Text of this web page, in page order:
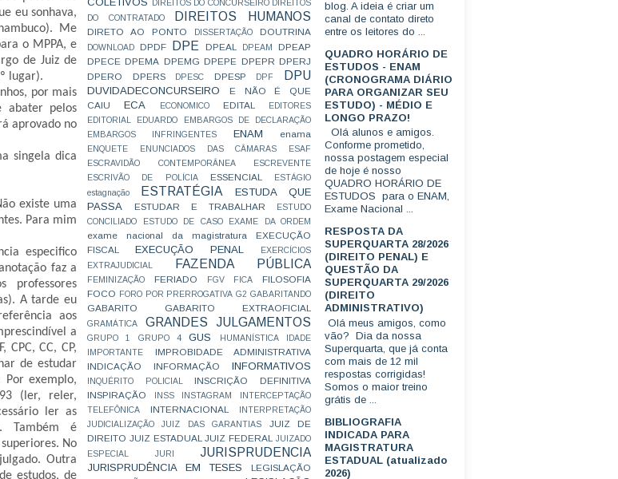
eu sonhava,
Me
o MPPA, e
de Juiz de
lugar).
por mais
abater pelos
aprovado no
singela dica
existe uma
Para mim
especifico
faz a
professores
A tarde eu
aos
a
CC, CP,
de estudar
Por exemplo,
(ler, reler,
ler as
Também é
No
Outra
estudos, de
DIREITOS DO CONCURSEIRO DIREITOS
DO CONTRATADO
DIREITOS HUMANOS
DIRETO AO PONTO DISSERTAÇÃO DOUTRINA
DOWNLOAD DPDF DPE DPEAL DPEAM
DPEAP
DPECE DPEMA DPEMG DPEPE DPEPR DPERJ
DPERO
DPERS DPESC DPESP DPF DPU
DUVIDADECONCURSEIRO
E NÃO É QUE
CAIU
ECA ECONOMICO EDITAL
EDITORES
EDITORIAL
EDUARDO
EMBARGOS DE DECLARAÇÃO
EMBARGOS INFRINGENTES
ENAM enama
ENQUETE ENUNCIADOS DAS CÂMARAS
ESAF
ESCRAVIDÃO CONTEMPORÂNEA
ESCREVENTE
ESCRIVÃO DE POLÍCIA
ESSENCIAL
ESTÁGIO
estagnação
ESTRATÉGIA
ESTUDA QUE
PASSA
ESTUDAR E TRABALHAR
ESTUDO
CONCILIADO
ESTUDO DE CASO EXAME DA ORDEM
exame nacional da magistratura
EXECUÇÃO
FISCAL
EXECUÇÃO PENAL
EXERCÍCIOS
EXTRAJUDICIAL
FAZENDA PÚBLICA
FEMINIZAÇÃO FERIADO FGV FICA
FILOSOFIA
FOCO
FORO POR PRERROGATIVA G2 GABARITANDO
GABARITO GABARITO EXTRAOFICIAL
GRAMÁTICA GRANDES JULGAMENTOS
GRUPO 1 GRUPO 4 GUS HUMANÍSTICA
IDADE
IMPORTANTE
IMPROBIDADE ADMINISTRATIVA
INDICAÇÃO
INFORMAÇÃO INFORMATIVOS
INQUÉRITO POLICIAL
INSCRIÇÃO DEFINITIVA
INSPIRAÇÃO
INSS INSTAGRAM
INTERCEPTAÇÃO
TELEFÔNICA
INTERNACIONAL
INTERPRETAÇÃO
JUDICIALIZAÇÃO
JUIZ DAS GARANTIAS
JUIZ DE
DIREITO JUIZ ESTADUAL JUIZ FEDERAL
JUIZADO
ESPECIAL
JURI JURISPRUDENCIA
JURISPRUDÊNCIA EM TESES
LEGISLAÇÃO
blog. A ideia é criar um
canal de contato direto
entre os leitores do ...
QUADRO HORÁRIO DE
ESTUDOS - ENAM
(CRONOGRAMA DIÁRIO
PARA ORGANIZAR SEU
ESTUDO) - MÉDIO E
LONGO PRAZO!
Olá alunos e amigos.
Conforme prometido,
nossa postagem especial
de hoje é nosso
QUADRO HORÁRIO DE
ESTUDOS para o ENAM,
Exame Nacional ...
RESPOSTA DA
SUPERQUARTA 28/2026
(DIREITO PENAL) E
QUESTÃO DA
SUPERQUARTA 29/2026
(DIREITO
ADMINISTRATIVO)
Olá meus amigos, como
vão? Dia da nossa
Superquarta, que já conta
com mais de 12 mil
respostas corrigidas!
Somos o maior treino
grátis de ...
BIBLIOGRAFIA
INDICADA PARA
MAGISTRATURA
ESTADUAL (atualizado
2026)